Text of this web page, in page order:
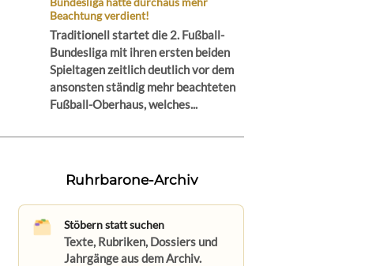
Beachtung verdient!
Traditionell startet die 2. Fußball-
Bundesliga mit ihren ersten beiden
Spieltagen zeitlich deutlich vor dem
ansonsten ständig mehr beachteten
Fußball-Oberhaus, welches...
Ruhrbarone-Archiv
Stöbern statt suchen
Texte, Rubriken, Dossiers und
Jahrgänge aus dem Archiv.